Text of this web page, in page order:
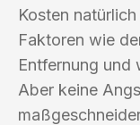
Kosten
Faktoren wie
Entfernung und
Aber keine